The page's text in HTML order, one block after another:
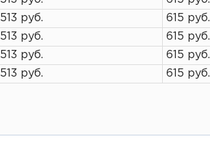
513 руб.
615 руб.
513 руб.
615 руб.
513 руб.
615 руб.
513 руб. 615 руб.